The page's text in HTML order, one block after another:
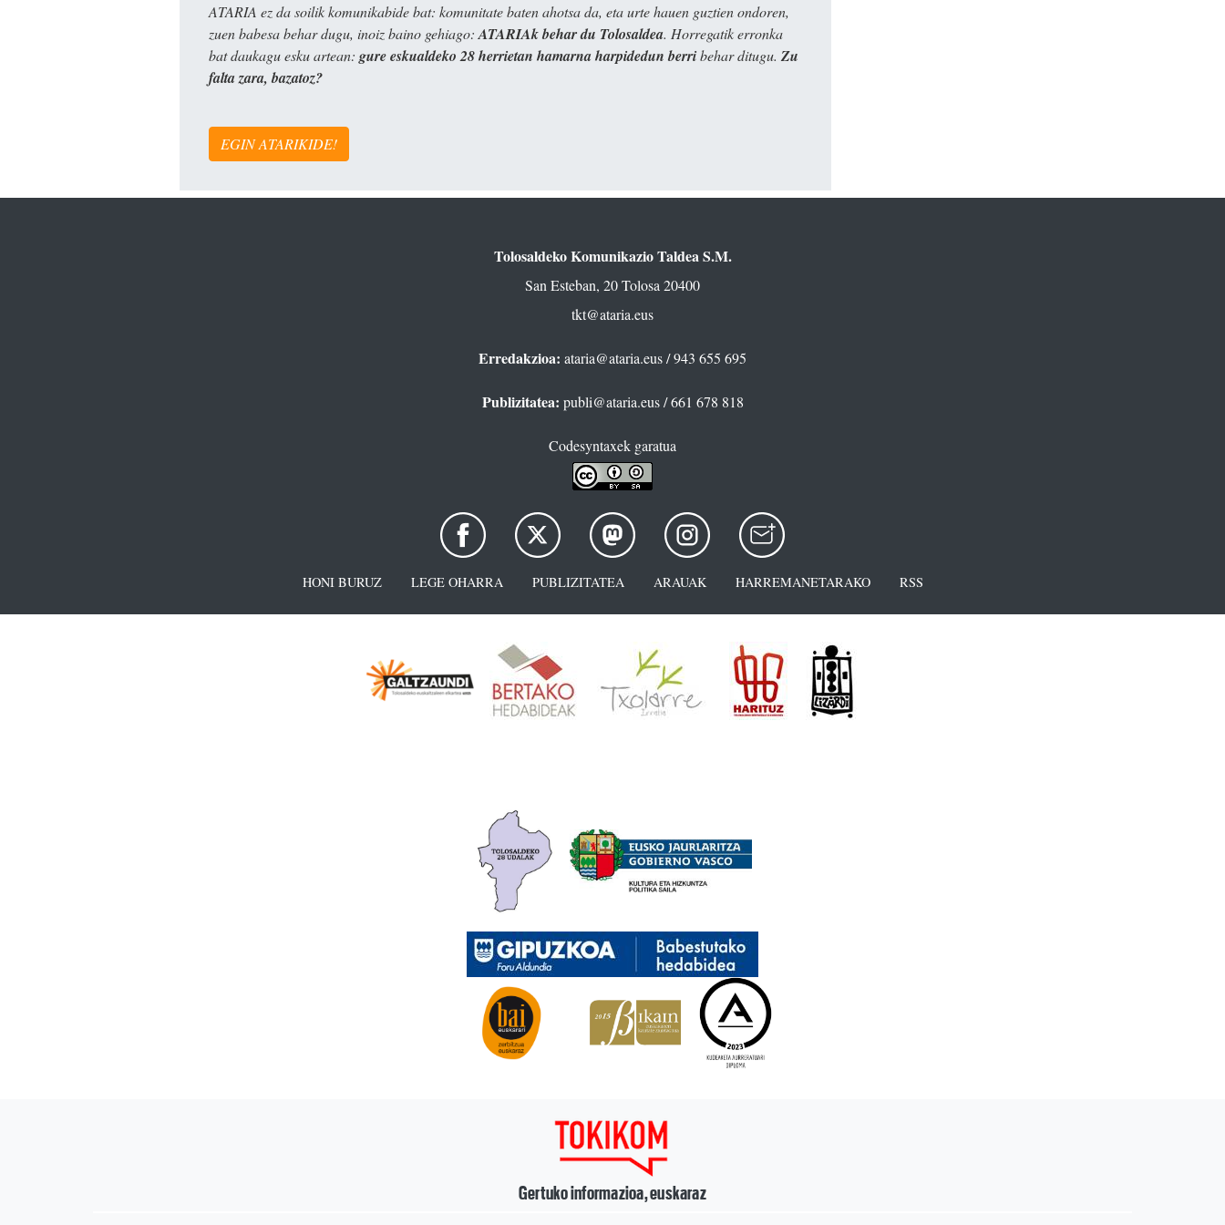
ATARIA ez da soilik komunikabide bat: komunitate baten ahotsa da, eta urte hauen guztien ondoren,
zuen babesa behar dugu, inoiz baino gehiago: ATARIAk behar du Tolosaldea. Horregatik erronka
bat daukagu esku artean: gure eskualdeko 28 herrietan hamarna harpidedun berribehar ditugu. Zu
falta zara, bazatoz?
EGIN ATARIKIDE!
Tolosaldeko Komunikazio Taldea S.M.
San Esteban, 20 Tolosa 20400
tkt@ataria.eus
Erredakzioa: ataria@ataria.eus/ 943 655 695
Publizitatea: publi@ataria.eus/ 661 678 818
Codesyntaxek garatua
HONI BURUZ LEGE OHARRA PUBLIZITATEA ARAUAK HARREMANETARAKO RSS
Gertuko informazioa, euskaraz